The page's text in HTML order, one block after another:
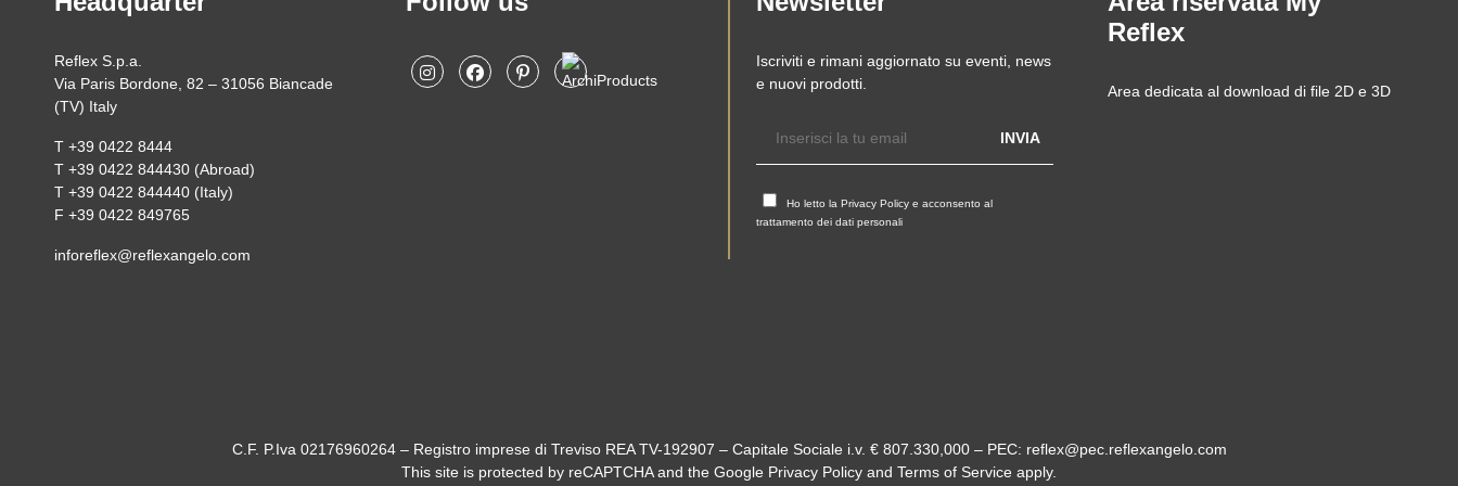
Reflex S.p.a.
Via Paris Bordone, 82 – 31056 Biancade
(TV) Italy
T +39 0422 8444
T +39 0422 844430 (Abroad)
T +39 0422 844440 (Italy)
F +39 0422 849765
inforeflex@reflexangelo.com
Iscriviti e rimani aggiornato su eventi, news
e nuovi prodotti.
Ho letto la Privacy Policy e acconsento al
trattamento dei dati personali
Reflex
Area dedicata al download di file 2D e 3D
C.F. P.Iva 02176960264 – Registro imprese di Treviso REA TV-192907 – Capitale Sociale i.v. € 807.330,000 – PEC: reflex@pec.reflexangelo.com
This site is protected by reCAPTCHA and the Google Privacy Policy and Terms of Service apply.